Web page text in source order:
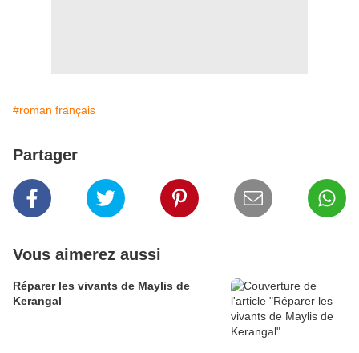
#roman français
Partager
Vous aimerez aussi
Réparer les vivants de Maylis de
Kerangal